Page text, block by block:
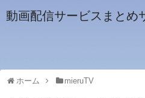
動画配信サービスまとめ
ホーム mieruTV